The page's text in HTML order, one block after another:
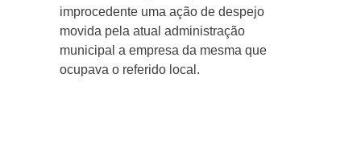
improcedente uma ação de despejo
movida pela atual administração
municipal a empresa da mesma que
ocupava o referido local.